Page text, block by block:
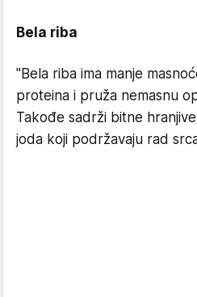
Bela riba
"Bela riba ima manje
proteina i pruža nemasnu
Takođe sadrži bitne
joda koji podržavaju rad